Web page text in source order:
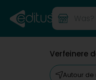
Verfeinere
Autour de